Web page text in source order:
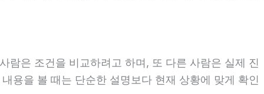
람은 조건을 비교하려고 하며, 또 다른 사람은 실제 진
용을 볼 때는 단순한 설명보다 현재 상황에 맞게 확인